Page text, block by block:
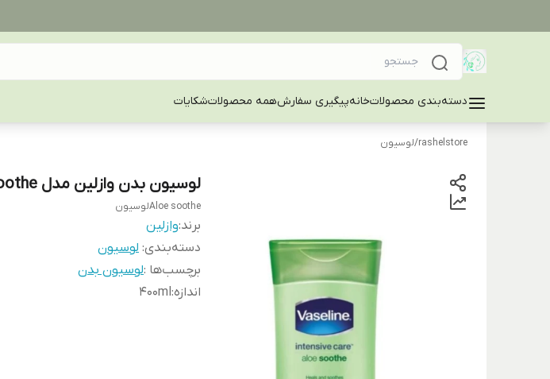
دسته‌بندی محصولاتخانهپیگیری سفارشهمه محصولاتشکایات
rashelstore
/لوسیون
لوسیون بدن وازلین مدل Aloe Soothe حجم 400 میلی لیتر
Aloe sootheلوسیون
برند:وازلین
دسته‌بندی: لوسیون
برچسب‌ها :لوسیون بدن
اندازه:
400ml